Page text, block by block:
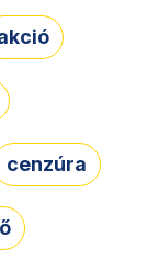
cenzúra